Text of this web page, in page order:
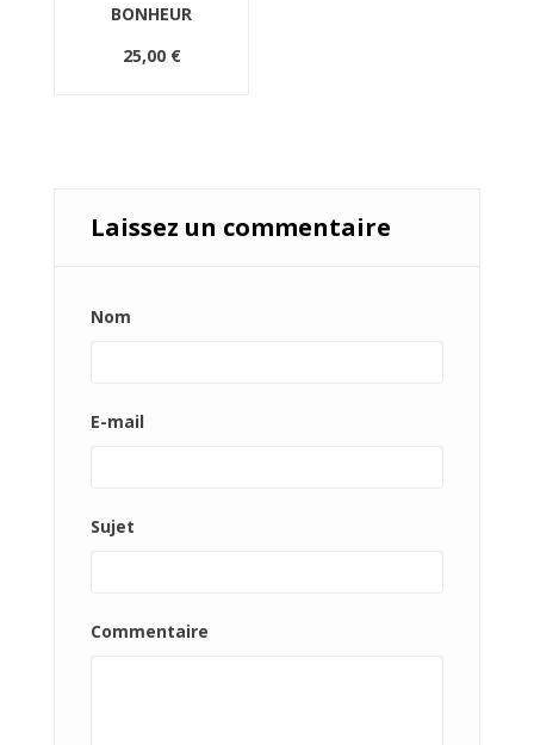
BONHEUR
25,00 €
Laissez un commentaire
Nom
E-mail
Sujet
Commentaire